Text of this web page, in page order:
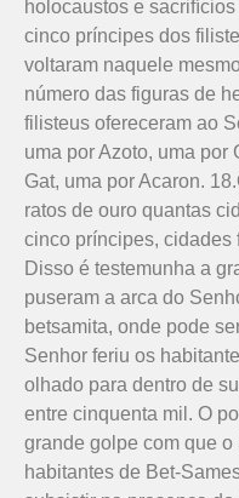
holocaustos e
cinco príncipes dos
voltaram naquele
número das figuras de
filisteus ofereceram ao
uma por Azoto, uma por
Gat, uma por Acaron.
ratos de ouro quantas
cinco príncipes, cidades
Disso é testemunha a
puseram a arca do
betsamita, onde pode
Senhor feriu os
olhado para dentro de
entre cinquenta mil. O
grande golpe com que
habitantes de Bet-